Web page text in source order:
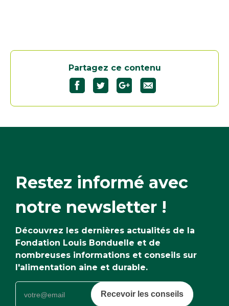
Partagez ce contenu
Restez informé avec
notre newsletter !
Découvrez les dernières actualités de la
Fondation Louis Bonduelle et de
nombreuses informations et conseils sur
l'alimentation aine et durable.
Recevoir les conseils